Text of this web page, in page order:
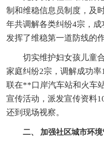
制和维稳信息员制度，及
年共调解各类纠纷4宗，
发挥了维稳第一道防线的
切实维护妇女孩儿童合
家庭纠纷2宗，调解成功
联在**口岸汽车站和火车
宣传活动，派发宣传资料
还到现场视察。
二、 加强社区城市环